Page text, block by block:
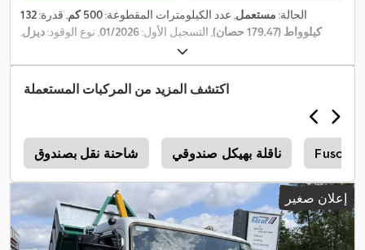
الحالة: مستعمل, عدد الكيلومترات المقطوعة:500 كم , قدرة:132
كيلوواط (179,47 حصان)
, التسجيل الأول:01/2026, نوع الوقود:ديزل,
, تكوين المحور:
التروس:ميكانيكي, معدات:برنامج الثبات الإلكتروني (ESP), تكييف
الهواء, مرشح السخام
اكتشف المزيد من المركبات المستعملة
شاحنة نقل بصندوق ناقلة بهيكل صندوقي Fuso
إعلان صغير